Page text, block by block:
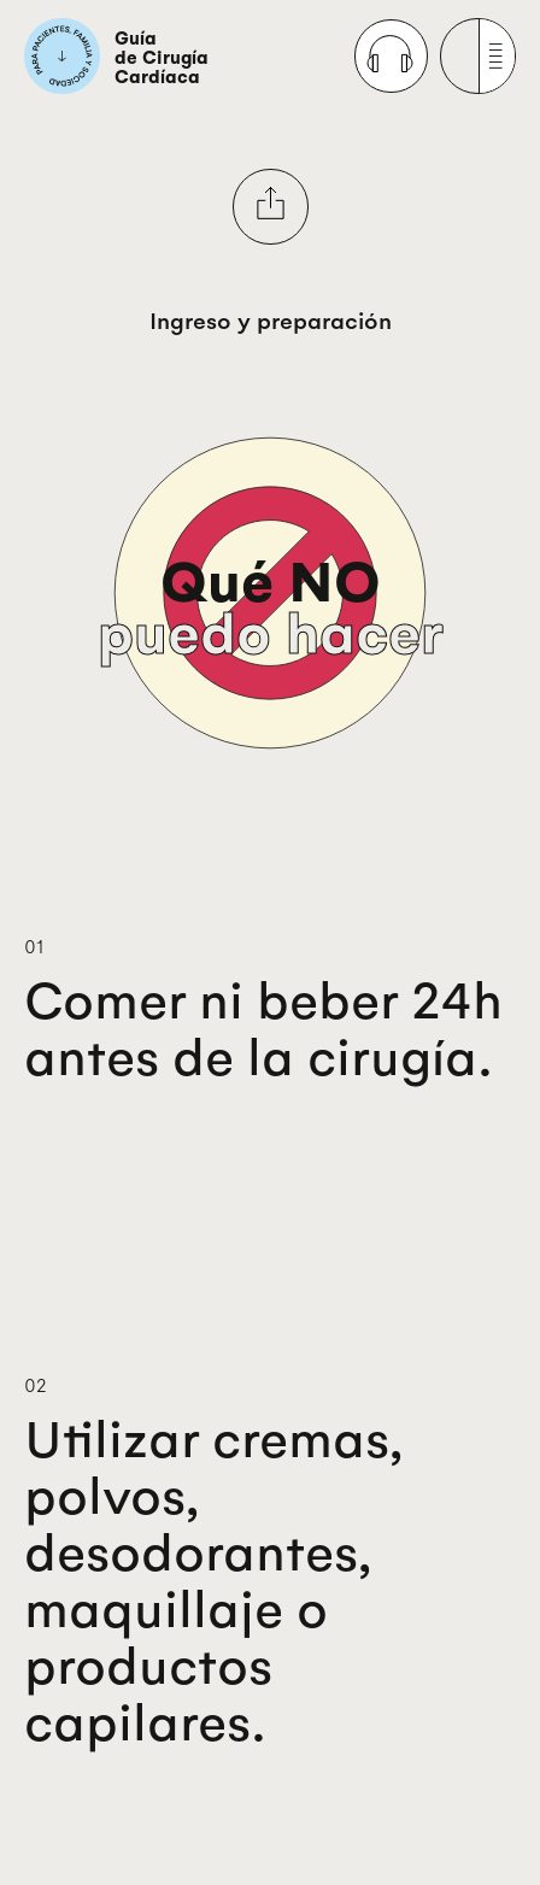
Guía
de Cirugía
Cardíaca
Ingreso y preparación
Qué NO
puedo hacer
01
Comer ni beber 24h
antes de la cirugía.
02
Utilizar cremas,
polvos,
desodorantes,
maquillaje o
productos
capilares.